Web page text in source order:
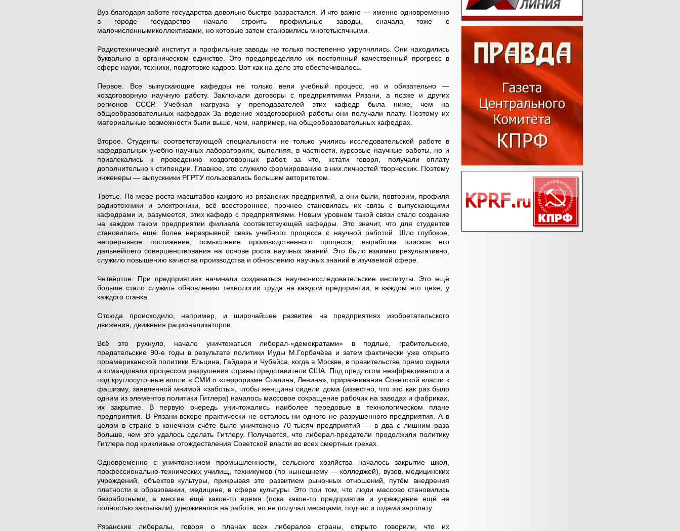
Вуз благодаря заботе государства довольно быстро разрастался. И что важно — именно одновременно
в городе государство начало строить профильные заводы, сначала тоже с
малочисленнымиколлективами, но которые затем становились многотысячными.
Радиотехнический институт и профильные заводы не только постепенно укрупнялись. Они находились
буквально в органическом единстве. Это предопределяло их постоянный качественный прогресс в
сфере науки, техники, подготовке кадров. Вот как на деле это обеспечивалось.
Первое. Все выпускающие кафедры не только вели учебный процесс, но и обязательно —
хоздоговорную научную работу. Заключали договоры с предприятиями Рязани, а позже и других
регионов СССР. Учебная нагрузка у преподавателей этих кафедр была ниже, чем на
общеобразовательных кафедрах За ведение хоздоговорной работы они получали плату. Поэтому их
материальные возможности были выше, чем, например, на общеобразовательных кафедрах.
Второе. Студенты соответствующей специальности не только учились исследовательской работе в
кафедральных учебно-научных лабораториях, выполняя, в частности, курсовые научные работы, но и
привлекались к проведению хоздоговорных работ, за что, кстати говоря, получали оплату
дополнительно к стипендии. Главное, это служило формированию в них личностей творческих. Поэтому
инженеры — выпускники РГРТУ пользовались большим авторитетом.
Третье. По мере роста масштабов каждого из рязанских предприятий, а они были, повторим, профиля
радиотехники и электроники, всё всестороннее, прочнее становилась их связь с выпускающими
кафедрами и, разумеется, этих кафедр с предприятиями. Новым уровнем такой связи стало создание
на каждом таком предприятии филиала соответствующей кафедры. Это значит, что для студентов
становилась ещё более неразрывной связь учебного процесса с научной работой. Шло глубокое,
непрерывное постижение, осмысление производственного процесса, выработка поисков его
дальнейшего совершенствования на основе роста научных знаний. Это было взаимно результативно,
служило повышению качества производства и обновлению научных знаний в изучаемой сфере.
Четвёртое. При предприятиях начинали создаваться научно-исследовательские институты. Это ещё
больше стало служить обновлению технологии труда на каждом предприятии, в каждом его цехе, у
каждого станка.
Отсюда происходило, например, и широчайшее развитие на предприятиях изобретательского
движения, движения рационализаторов.
Всё это рухнуло, начало уничтожаться либерал-«демократами» в подлые, грабительские,
предательские 90-е годы в результате политики Иуды М.Горбачёва и затем фактически уже открыто
проамериканской политики Ельцина, Гайдара и Чубайса, когда в Москве, в правительстве прямо сидели
и командовали процессом разрушения страны представители США. Под предлогом неэффективности и
под круглосуточные вопли в СМИ о «терроризме Сталина, Ленина», приравнивания Советской власти к
фашизму, заявленной мнимой «заботы», чтобы женщины сидели дома (известно, что это как раз было
одним из элементов политики Гитлера) началось массовое сокращение рабочих на заводах и фабриках,
их закрытие. В первую очередь уничтожались наиболее передовые в технологическом плане
предприятия. В Рязани вскоре практически не осталось ни одного не разрушенного предприятия. А в
целом в стране в конечном счёте было уничтожено 70 тысяч предприятий — в два с лишним раза
больше, чем это удалось сделать Гитлеру. Получается, что либерал-предатели продолжили политику
Гитлера под крикливые отождествления Советской власти во всех смертных грехах.
Одновременно с уничтожением промышленности, сельского хозяйства началось закрытие школ,
профессионально-технических училищ, техникумов (по нынешнему — колледжей), вузов, медицинских
учреждений, объектов культуры, прикрывая это развитием рыночных отношений, путём внедрения
платности в образовании, медицине, в сфере культуры. Это при том, что люди массово становились
безработными, а многие ещё какое-то время (пока какое-то предприятие и учреждение ещё не
полностью закрывали) удерживался на работе, но не получал месяцами, подчас и годами зарплату.
Рязанские либералы, говоря о планах всех либералов страны, открыто говорили, что их